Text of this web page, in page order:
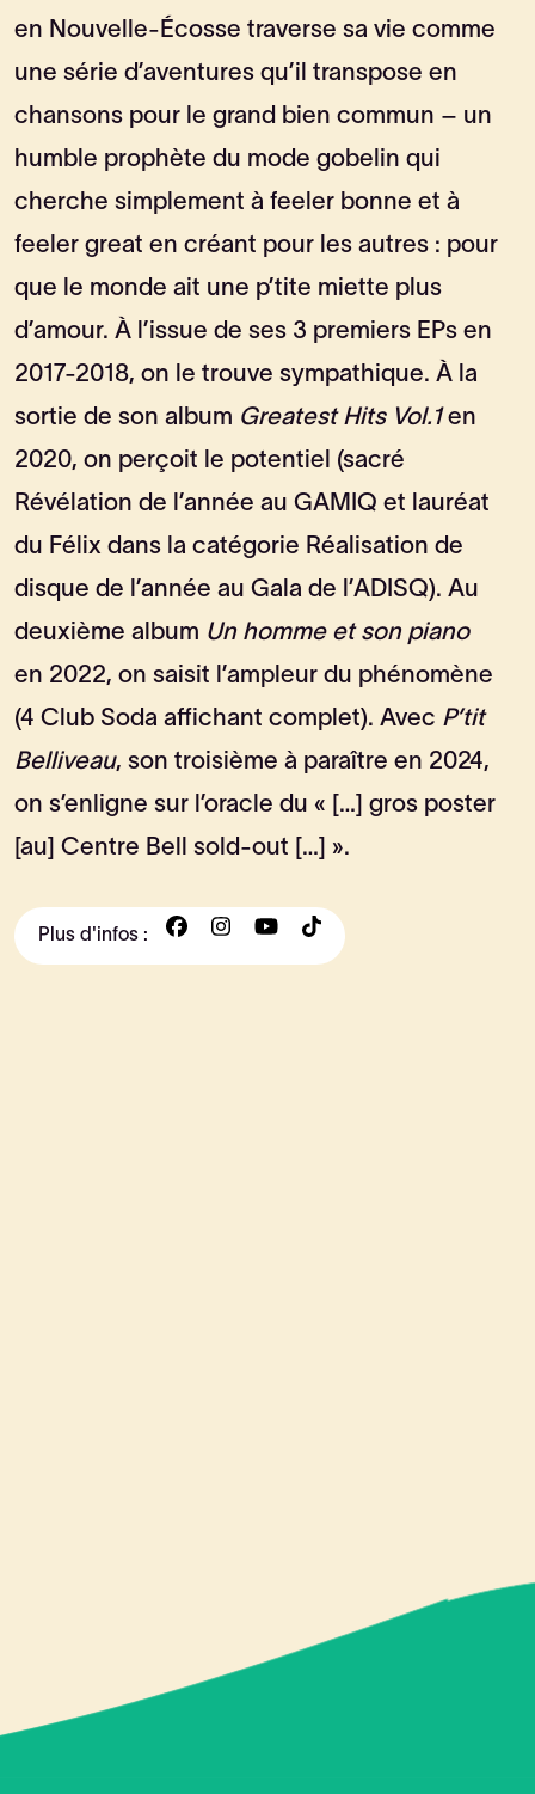
en Nouvelle-Écosse traverse sa vie comme
une série d’aventures qu’il transpose en
chansons pour le grand bien commun – un
humble prophète du mode gobelin qui
cherche simplement à feeler bonne et à
feeler great en créant pour les autres : pour
que le monde ait une p’tite miette plus
d’amour. À l’issue de ses 3 premiers EPs en
2017-2018, on le trouve sympathique. À la
sortie de son album Greatest Hits Vol.1en
2020, on perçoit le potentiel (sacré
Révélation de l’année au GAMIQ et lauréat
du Félix dans la catégorie Réalisation de
disque de l’année au Gala de l’ADISQ). Au
deuxième album Un homme et son piano
en 2022, on saisit l’ampleur du phénomène
(4 Club Soda affichant complet). Avec P’tit
Belliveau, son troisième à paraître en 2024,
on s’enligne sur l’oracle du « […] gros poster
[au] Centre Bell sold-out […] ».
Plus d'infos :